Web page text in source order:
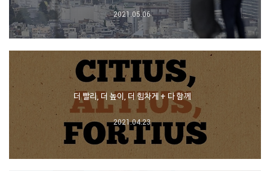
2021.05.06
더 빨리, 더 높이, 더 힘차게 + 다 함께
2021.04.23